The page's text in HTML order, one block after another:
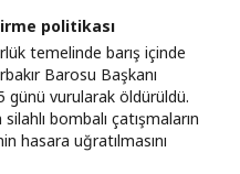
politikası
temelinde barış içinde
Barosu Başkanı
günü vurularak öldürüldü.
bombalı çatışmaların
hasara uğratılmasını